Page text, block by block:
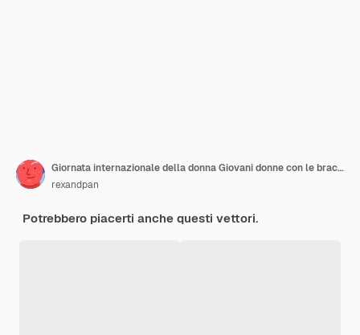
Giornata internazionale della donna Giovani donne con le braccia alzate vettore
rexandpan
Potrebbero piacerti anche questi vettori.